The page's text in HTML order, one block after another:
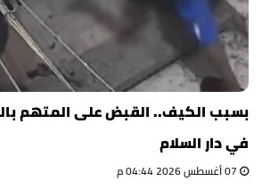
بسبب الكيف.. القبض على المتهم
في دار السلام